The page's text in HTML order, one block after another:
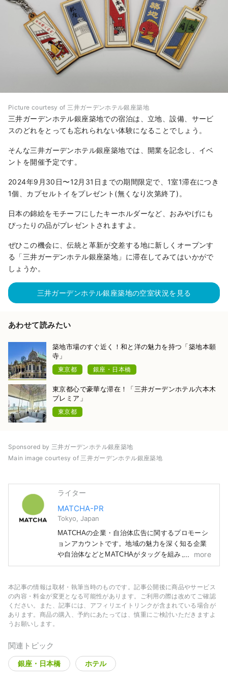
Picture courtesy of 三井ガーデンホテル銀座築地
三井ガーデンホテル銀座築地での宿泊は、立地、設備、サービ
スのどれをとっても忘れられない体験になることでしょう。
そんな三井ガーデンホテル銀座築地では、開業を記念し、イベ
ントを開催予定です。
2024年9月30日〜12月31日までの期間限定で、1室1滞在につき
1個、カプセルトイをプレゼント(無くなり次第終了)。
日本の錦絵をモチーフにしたキーホルダーなど、おみやげにも
ぴったりの品がプレゼントされますよ。
ぜひこの機会に、伝統と革新が交差する地に新しくオープンす
る「三井ガーデンホテル銀座築地」に滞在してみてはいかがで
しょうか。
三井ガーデンホテル銀座築地の空室状況を見る
あわせて読みたい
築地市場のすぐ近く！和と洋の魅力を持つ「築地本願
寺」
東京都 銀座・日本橋
東京都心で豪華な滞在！「三井ガーデンホテル六本木
プレミア」
東京都
Sponsored by 三井ガーデンホテル銀座築地
Main image courtesy of 三井ガーデンホテル銀座築地
ライター
MATCHA-PR
Tokyo, Japan
MATCHAの企業・自治体広告に関するプロモーシ
ョンアカウントです。地域の魅力を深く知る企業
や自治体などとMATCHAがタッグを組み、読者の
みなさまにまだ知られていない日本の魅力をお届
治体や企業などから得た情報をもとに作成してい
ます。
more
本記事の情報は取材・執筆当時のものです。記事公開後に商品やサービス
の内容・料金が変更となる可能性があります。ご利用の際は改めてご確認
ください。また、記事には、アフィリエイトリンクが含まれている場合が
あります。商品の購入、予約にあたっては、慎重にご検討いただきますよ
うお願いします。
関連トピック
銀座・日本橋 ホテル